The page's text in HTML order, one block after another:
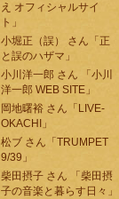
え オフィシャルサイ
ト」
小堀正（誤） さん「正
と誤のハザマ」
小川洋一郎 さん 「小川
洋一郎 WEB SITE」
岡地曙裕 さん「LIVE-
OKACHI」
松ブ さん「TRUMPET
9/39」
柴田摂子 さん 「柴田摂
子の音楽と暮らす日々」